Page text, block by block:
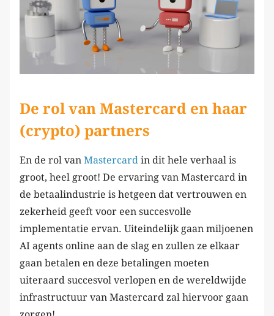
De rol van Mastercard en haar
(crypto) partners
En de rol van Mastercard in dit hele verhaal is
groot, heel groot! De ervaring van Mastercard in
de betaalindustrie is hetgeen dat vertrouwen en
zekerheid geeft voor een succesvolle
implementatie ervan. Uiteindelijk gaan miljoenen
AI agents online aan de slag en zullen ze elkaar
gaan betalen en deze betalingen moeten
uiteraard succesvol verlopen en de wereldwijde
infrastructuur van Mastercard zal hiervoor gaan